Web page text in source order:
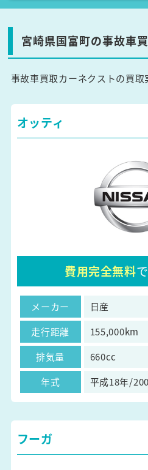
宮崎県国富町の事故車
事故車買取カーネクストの買取
オッティ
費用完全無料
メーカー
日産
走行距離
155,000km
排気量
660cc
年式
平成18年/
フーガ